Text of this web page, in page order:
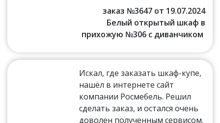
заказ №3647 от 19.07.2024
Белый открытый шкаф в
прихожую №306 с диванчиком
Искал, где заказать шкаф-купе,
нашёл в интернете сайт
компании Росмебель. Решил
сделать заказ, и остался очень
доволен полученным сервисом.